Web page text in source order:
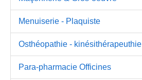
Menuiserie - Plaquiste
Osthéopathie - kinésithérapeuthie
Para-pharmacie Officines